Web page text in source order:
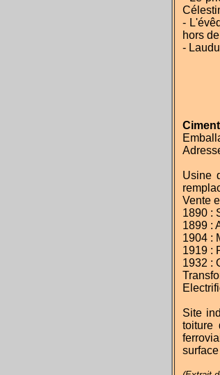
-
hors
-
Usine
Vente
1890 :
1899 :
1904 :
1919 :
1932 :
Site
toiture